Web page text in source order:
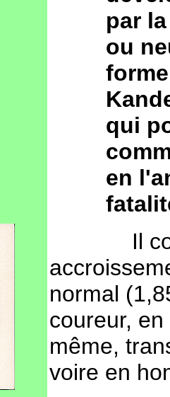
par
ou
qui
en
Il
normal
coureur,
même,
voire en